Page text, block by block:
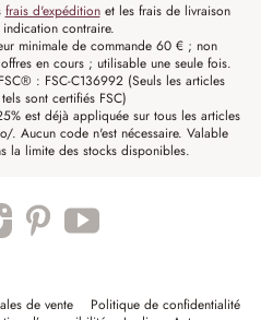
frais d'expéditionet les frais de livraison
indication contraire.
minimale de commande 60 € ; non
en cours ; utilisable une seule fois.
: FSC-C136992 (Seuls les articles
sont certifiés FSC)
est déjà appliquée sur tous les articles
Aucun code n'est nécessaire. Valable
la limite des stocks disponibles.
de vente
Politique de confidentialité